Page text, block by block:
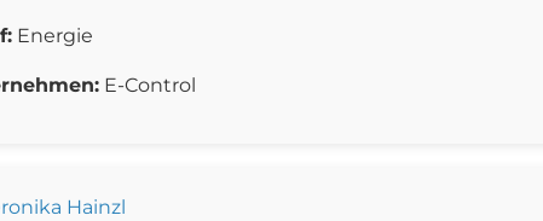
Energie
E-Control
Hainzl